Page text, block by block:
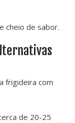
cheio de sabor.
frigideira com
de 20-25